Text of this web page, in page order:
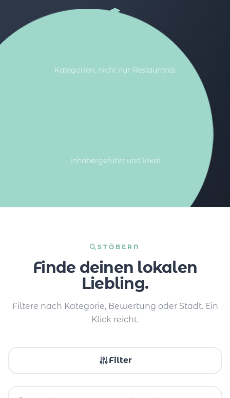
Kategorien, nicht nur Restaurants
inhabergeführt und lokal
STÖBERN
Finde deinen lokalen
Liebling.
Filtere nach Kategorie, Bewertung oder Stadt. Ein
Klick reicht.
Filter